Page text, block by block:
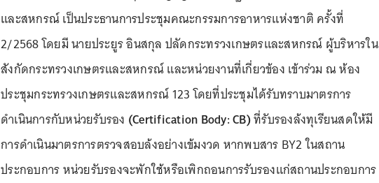
และสหกรณ์ เป็นประธานการประชุมคณะกรรมการอาหารแห่งชาติ ครั้งที่
2/2568 โดยมี นายประยูร อินสกุล ปลัดกระทรวงเกษตรและสหกรณ์ ผู้บริหารใน
สังกัดกระทรวงเกษตรและสหกรณ์ และหน่วยงานที่เกี่ยวข้อง เข้าร่วม ณ ห้อง
ประชุมกระทรวงเกษตรและสหกรณ์ 123 โดยที่ประชุมได้รับทราบมาตรการ
ดำเนินการกับหน่วยรับรอง (Certification Body: CB)ที่รับรองล้งทุเรียนสดให้มี
การดำเนินมาตรการตรวจสอบล้งอย่างเข้มงวด หากพบสาร BY2 ในสถาน
ประกอบการ หน่วยรับรองจะพักใช้หรือเพิกถอนการรับรองแก่สถานประกอบการ